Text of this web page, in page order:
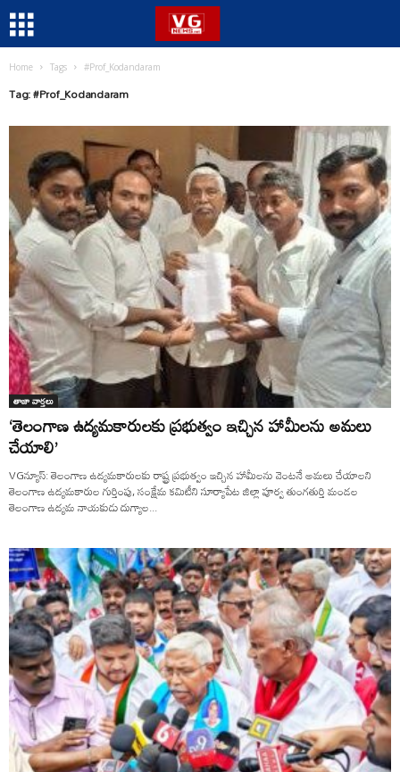
Home Tags #Prof_Kodandaram
Tag: #Prof_Kodandaram
తాజా వార్తలు
‘తెలంగాణ ఉద్యమకారులకు ప్రభుత్వం ఇచ్చిన హామీలను అమలు
చేయాలి’
VGన్యూస్: తెలంగాణ ఉద్యమకారులకు రాష్ట్ర ప్రభుత్వం ఇచ్చిన హామీలను వెంటనే అమలు చేయాలని
తెలంగాణ ఉద్యమకారుల గుర్తింపు, సంక్షేమ కమిటీని సూర్యాపేట జిల్లా పూర్వ తుంగతుర్తి మండల
తెలంగాణ ఉద్యమ నాయకుడు దుగ్యాల...